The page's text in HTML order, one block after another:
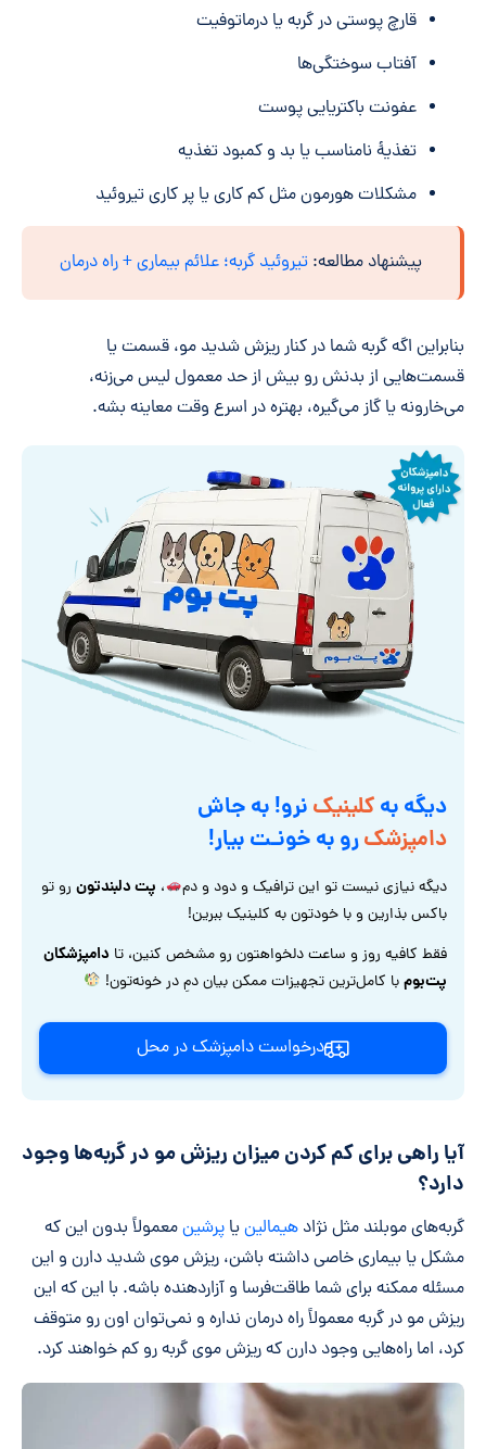
قارچ پوستی در گربه یا درماتوفیت
آفتاب سوختگی‌ها
عفونت باکتریایی پوست
تغذیۀ نامناسب یا بد و کمبود تغذیه
مشکلات هورمون مثل کم کاری یا پر کاری تیروئید
پیشنهاد مطالعه: تیروئید گربه؛ علائم بیماری + راه درمان
بنابراین اگه گربه شما در کنار ریزش شدید مو، قسمت یا
قسمت‌هایی از بدنش رو بیش از حد معمول لیس می‌زنه،
می‌خارونه یا گاز می‌گیره، بهتره در اسرع وقت معاینه بشه.
دیگه بهکلینیکنرو! به جاش
دامپزشکرو به خونـت بیار!
دیگه نیازی نیست تو این ترافیک و دود و دم ، پت دلبندتونرو تو
باکس بذارین و با خودتون به کلینیک ببرین!
فقط کافیه روز و ساعت دلخواهتون رو مشخص کنین، تا دامپزشکان
پت‌بومبا کامل‌ترین تجهیزات ممکن بیان دمِ در خونه‌تون!
درخواست دامپزشک در محل
آیا راهی برای کم کردن میزان ریزش مو در گربه‌ها وجود
دارد؟
گربه‌های موبلند مثل نژاد هیمالینیا پرشینمعمولاً بدون این که
مشکل یا بیماری خاصی داشته باشن، ریزش موی شدید دارن و این
مسئله ممکنه برای شما طاقت‌فرسا و آزاردهنده باشه. با این که این
ریزش مو در گربه معمولاً راه درمان نداره و نمی‌توان اون رو متوقف
کرد، اما راه‌هایی وجود دارن که ریزش موی گربه رو کم خواهند کرد.